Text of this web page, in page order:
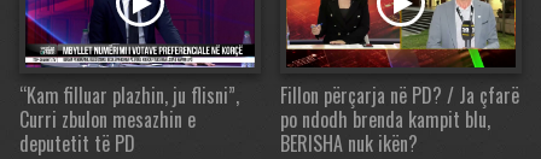
“Kam filluar plazhin, ju flisni”,
Curri zbulon mesazhin e
deputetit të PD
Fillon përçarja në PD? / Ja çfarë
po ndodh brenda kampit blu,
BERISHA nuk ikën?